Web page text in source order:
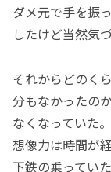
ダメ元で手を振
したけど当然気
それからどのく
分もなかったの
なくなっていた
想像力は時間が
下鉄の乗ってい